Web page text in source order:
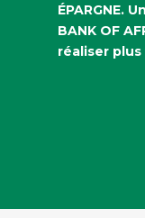
ÉPARGNE.
BANK OF
réaliser